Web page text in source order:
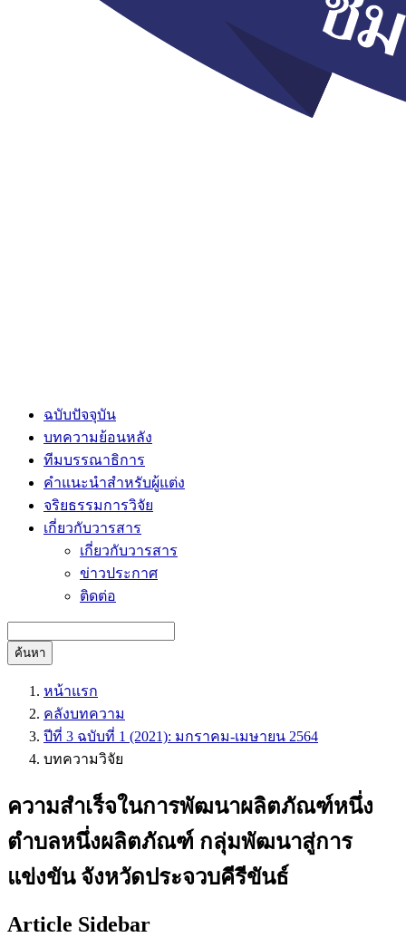
ฉบับปัจจุบัน
บทความย้อนหลัง
ทีมบรรณาธิการ
คำแนะนำสำหรับผู้แต่ง
จริยธรรมการวิจัย
เกี่ยวกับวารสาร
เกี่ยวกับวารสาร
ข่าวประกาศ
ติดต่อ
ค้นหา
หน้าแรก
คลังบทความ
ปีที่ 3 ฉบับที่ 1 (2021): มกราคม-เมษายน 2564
บทความวิจัย
ความสำเร็จในการพัฒนาผลิตภัณฑ์หนึ่ง
ตำบลหนึ่งผลิตภัณฑ์ กลุ่มพัฒนาสู่การ
แข่งขัน จังหวัดประจวบคีรีขันธ์
Article Sidebar